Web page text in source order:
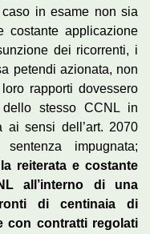
in esame non sia
costante applicazione
dei ricorrenti, i
petendi azionata, non
rapporti dovessero
dello stesso CCNL in
ai sensi dell’art. 2070
impugnata;
la reiterata e costante
all’interno di una
di centinaia di
con contratti regolati